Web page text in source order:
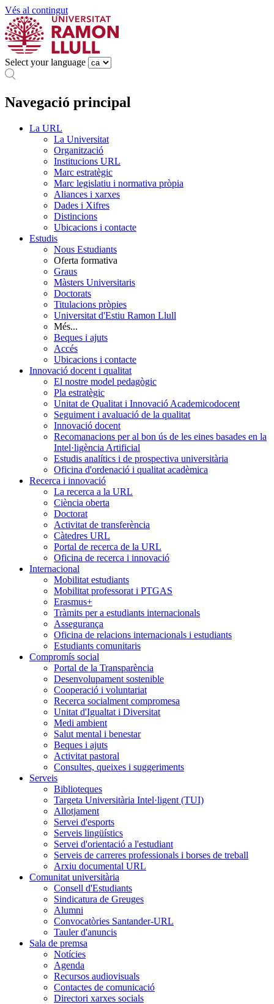
Vés al contingut
Select your language
Navegació principal
La URL
La Universitat
Organització
Institucions URL
Marc estratègic
Marc legislatiu i normativa pròpia
Aliances i xarxes
Dades i Xifres
Distincions
Ubicacions i contacte
Estudis
Nous Estudiants
Oferta formativa
Graus
Màsters Universitaris
Doctorats
Titulacions pròpies
Universitat d'Estiu Ramon Llull
Més...
Beques i ajuts
Accés
Ubicacions i contacte
Innovació docent i qualitat
El nostre model pedagògic
Pla estratègic
Unitat de Qualitat i Innovació Academicodocent
Seguiment i avaluació de la qualitat
Innovació docent
Recomanacions per al bon ús de les eines basades en la
Intel·ligència Artificial
Estudis analítics i de prospectiva universitària
Oficina d'ordenació i qualitat acadèmica
Recerca i innovació
La recerca a la URL
Ciència oberta
Doctorat
Activitat de transferència
Càtedres URL
Portal de recerca de la URL
Oficina de recerca i innovació
Internacional
Mobilitat estudiants
Mobilitat professorat i PTGAS
Erasmus+
Tràmits per a estudiants internacionals
Assegurança
Oficina de relacions internacionals i estudiants
Estudiants comunitaris
Compromís social
Portal de la Transparència
Desenvolupament sostenible
Cooperació i voluntariat
Recerca socialment compromesa
Unitat d'Igualtat i Diversitat
Medi ambient
Salut mental i benestar
Beques i ajuts
Activitat pastoral
Consultes, queixes i suggeriments
Serveis
Biblioteques
Targeta Universitària Intel·ligent (TUI)
Allotjament
Servei d'esports
Serveis lingüístics
Servei d'orientació a l'estudiant
Serveis de carreres professionals i borses de treball
Arxiu documental URL
Comunitat universitària
Consell d'Estudiants
Sindicatura de Greuges
Alumni
Convocatòries Santander-URL
Tauler d'anuncis
Sala de premsa
Notícies
Agenda
Recursos audiovisuals
Contactes de comunicació
Directori xarxes socials